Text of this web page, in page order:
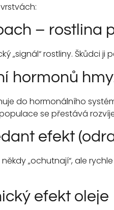
– rostlina
„signál“ rostliny. Škůdci
hormonů
do hormonálního
se přestává
efekt
někdy „ochutnají“, ale
efekt oleje